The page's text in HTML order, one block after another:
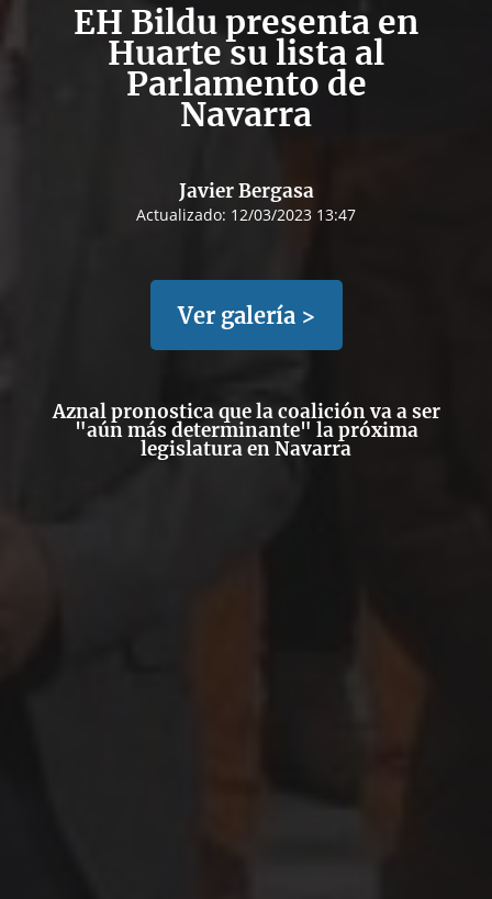
EH Bildu presenta en
Huarte su lista al
Parlamento de
Navarra
Javier Bergasa
Actualizado: 12/03/2023 13:47
Ver galería >
Aznal pronostica que la coalición va a ser
"aún más determinante" la próxima
legislatura en Navarra